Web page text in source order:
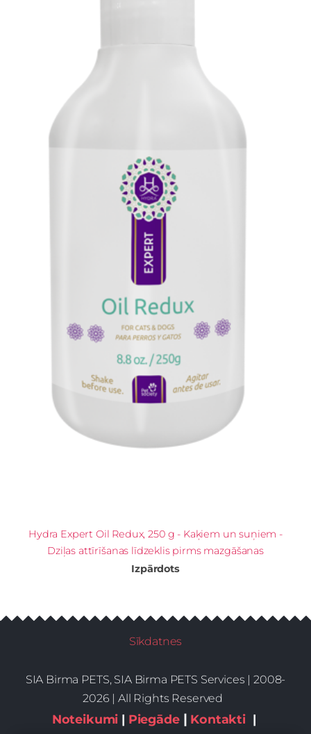
Hydra Expert Oil Redux, 250 g - Kaķiem un suņiem -
Dziļas attīrīšanas līdzeklis pirms mazgāšanas
Izpārdots
Sīkdatnes
SIA Birma PETS, SIA Birma PETS Services | 2008-
2026 | All Rights Reserved
Noteikumi | Piegāde | Kontakti|